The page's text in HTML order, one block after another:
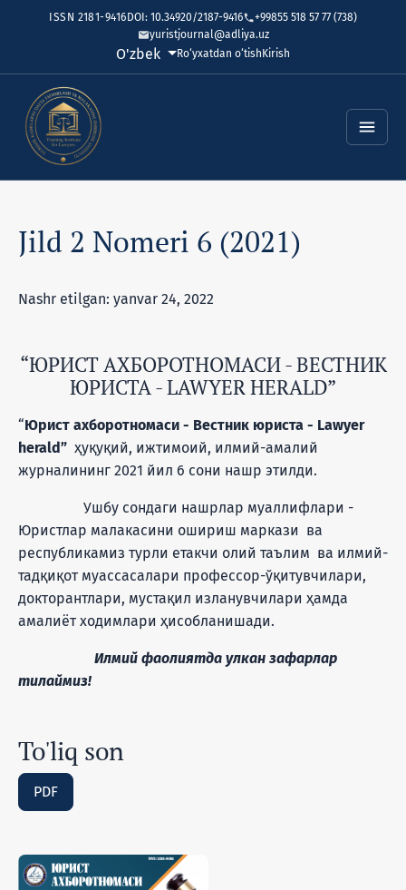
ISSN 2181-9416DOI: 10.34920/2187-9416
+99855 518 57 77 (738)
yuristjournal@adliya.uz
Tilni o'zgartirish. Joriy til:
O'zbek Ro‘yxatdan o‘tish Kirish
Jild 2 Nomeri 6 (2021)
Nashr etilgan: yanvar 24, 2022
“ЮРИСТ АХБОРОТНОМАСИ - ВЕСТНИК
ЮРИСТА - LAWYER HERALD”
“Юрист ахборотномаси - Вестник юриста - Lawyer
herald” ҳуқуқий, ижтимоий, илмий-амалий
журналининг 2021 йил 6 сони нашр этилди.
Ушбу сондаги нашрлар муаллифлари -
Юристлар малакасини ошириш маркази ва
республикамиз турли етакчи олий таълим ва илмий-
тадқиқот муассасалари профессор-ўқитувчилари,
докторантлари, мустақил изланувчилари ҳамда
амалиёт ходимлари ҳисобланишади.
Илмий фаолиятда улкан зафарлар
тилаймиз!
To'liq son
PDF